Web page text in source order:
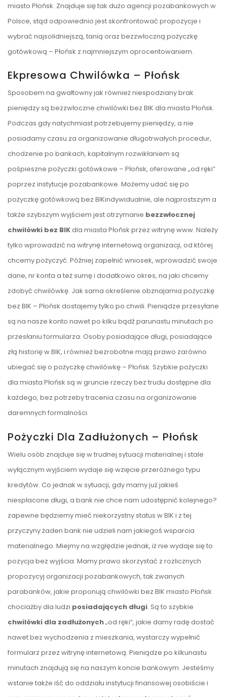
miasto Płońsk. Znajduje się tak dużo agencji pozabankowych w
Polsce, stąd odpowiednio jest skonfrontować propozycje i
wybrać najsolidniejszą, tanią oraz bezzwłoczną pożyczkę
gotówkową – Płońsk z najmniejszym oprocentowaniem.
Ekpresowa Chwilówka – Płońsk
Sposobem na gwałtowny jak również niespodziany brak
pieniędzy są bezzwłoczne chwilówki bez BIK dla miasta Płońsk.
Podczas gdy natychmiast potrzebujemy pieniędzy, a nie
posiadamy czasu za organizowanie długotrwałych procedur,
chodzenie po bankach, kapitalnym rozwikłaniem są
pośpieszne pożyczki gotówkowe – Płońsk, oferowane „od ręki”
poprzez instytucje pozabankowe. Możemy udać się po
pożyczkę gotówkową bez BIKindywidualnie, ale najprostszym a
także szybszym wyjściem jest otrzymanie bezzwłocznej
chwilówki bez BIKdla miasta Płońsk przez witrynę www. Należy
tylko wprowadzić na witrynę internetową organizacji, od której
chcemy pożyczyć. Później zapełnić wniosek, wprowadzić swoje
dane, nr konta a też sumę i dodatkowo okres, na jaki chcemy
zdobyć chwilówkę. Jak sama określenie obznajamia pożyczkę
bez BIK – Płońsk dostajemy tylko po chwili. Pieniądze przesyłane
są na nasze konto nawet po kilku bądź parunastu minutach po
przesłaniu formularza. Osoby posiadające długi, posiadające
złą historię w BIK, i również bezrobotne mają prawo zarówno
ubiegać się o pożyczkę chwilówkę – Płońsk. Szybkie pożyczki
dla miasta Płońsk są w gruncie rzeczy bez trudu dostępne dla
każdego, bez potrzeby tracenia czasu na organizowanie
daremnych formalności.
Pożyczki Dla Zadłużonych – Płońsk
Wielu osób znajduje się w trudnej sytuacji materialnej i stale
wyłącznym wyjściem wydaje się wzięcie przeróżnego typu
kredytów. Co jednak w sytuacji, gdy mamy już jakieś
niespłacone długi, a bank nie chce nam udostępnić kolejnego?
zapewne będziemy mieć niekorzystny status w BIK i z tej
przyczyny żaden bank nie udzieli nam jakiegoś wsparcia
materialnego. Miejmy na względzie jednak, iż nie wydaje się to
pozycja bez wyjścia. Mamy prawo skorzystać z rozlicznych
propozycyj organizacji pozabankowych, tak zwanych
parabanków, jakie proponują chwilówki bez BIK miasto Płońsk
chociażby dla ludzi posiadających długi. Są to szybkie
chwilówki dla zadłużonych„od ręki”, jakie damy radę dostać
nawet bez wychodzenia z mieszkania, wystarczy wypełnić
formularz przez witrynę internetową. Pieniądze po kilkunastu
minutach znajdują się na naszym koncie bankowym. Jesteśmy
wstanie także iść do oddziału instytucji finansowej osobiście i